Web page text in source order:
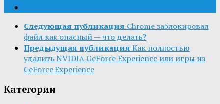
Следующая публикация Chrome заблокировал
файл как опасный — что делать?
Предыдущая публикация Как полностью
удалить NVIDIA GeForce Experience или игры из
GeForce Experience
Категории